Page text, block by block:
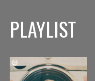
PLAYLIST